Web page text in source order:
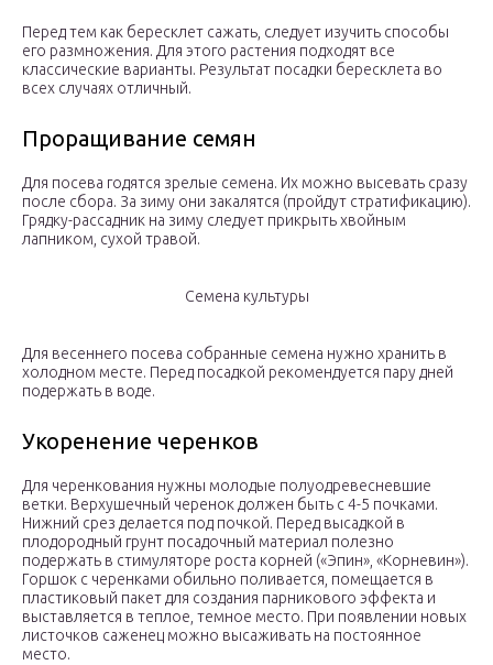
Перед тем как бересклет сажать, следует изучить способы
его размножения. Для этого растения подходят все
классические варианты. Результат посадки бересклета во
всех случаях отличный.
Проращивание семян
Для посева годятся зрелые семена. Их можно высевать сразу
после сбора. За зиму они закалятся (пройдут стратификацию).
Грядку-рассадник на зиму следует прикрыть хвойным
лапником, сухой травой.
Семена культуры
Для весеннего посева собранные семена нужно хранить в
холодном месте. Перед посадкой рекомендуется пару дней
подержать в воде.
Укоренение черенков
Для черенкования нужны молодые полуодревесневшие
ветки. Верхушечный черенок должен быть с 4-5 почками.
Нижний срез делается под почкой. Перед высадкой в
плодородный грунт посадочный материал полезно
подержать в стимуляторе роста корней («Эпин», «Корневин»).
Горшок с черенками обильно поливается, помещается в
пластиковый пакет для создания парникового эффекта и
выставляется в теплое, темное место. При появлении новых
листочков саженец можно высаживать на постоянное
место.